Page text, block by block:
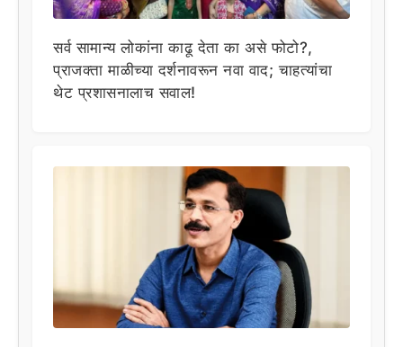
सर्व सामान्य लोकांना काढू देता का असे फोटो?,
प्राजक्ता माळीच्या दर्शनावरून नवा वाद; चाहत्यांचा
थेट प्रशासनालाच सवाल!